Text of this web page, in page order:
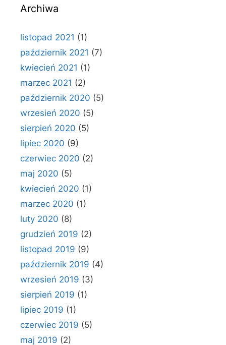
Archiwa
listopad 2021 (1)
październik 2021 (7)
kwiecień 2021 (1)
marzec 2021 (2)
październik 2020 (5)
wrzesień 2020 (5)
sierpień 2020 (5)
lipiec 2020 (9)
czerwiec 2020 (2)
maj 2020 (5)
kwiecień 2020 (1)
marzec 2020 (1)
luty 2020 (8)
grudzień 2019 (2)
listopad 2019 (9)
październik 2019 (4)
wrzesień 2019 (3)
sierpień 2019 (1)
lipiec 2019 (1)
czerwiec 2019 (5)
maj 2019 (2)